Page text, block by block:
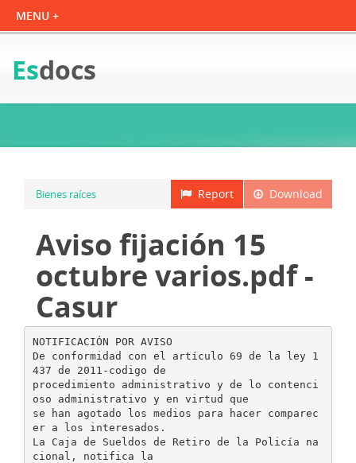
Esdocs
Download
Report
Bienes raíces
Aviso fijación 15
octubre varios.pdf -
Casur
NOTIFICACIÓN POR AVISO
De conformidad con el artículo 69 de la ley 1
437 de 2011-codigo de
procedimiento administrativo y de lo contenci
oso administrativo y en virtud que
se han agotado los medios para hacer comparec
er a los interesados.
La Caja de Sueldos de Retiro de la Policía na
cional, notifica la